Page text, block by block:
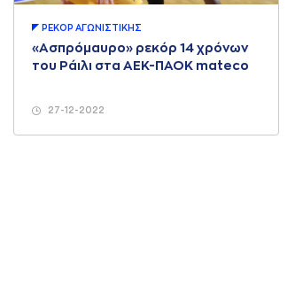
27-12-2022
ΡΕΚΟΡ AΓΩΝΙΣΤΙΚΗΣ
«Ασπρόμαυρο» ρεκόρ 14 χρόνων
του Ράιλι στα ΑΕΚ-ΠΑΟΚ mateco